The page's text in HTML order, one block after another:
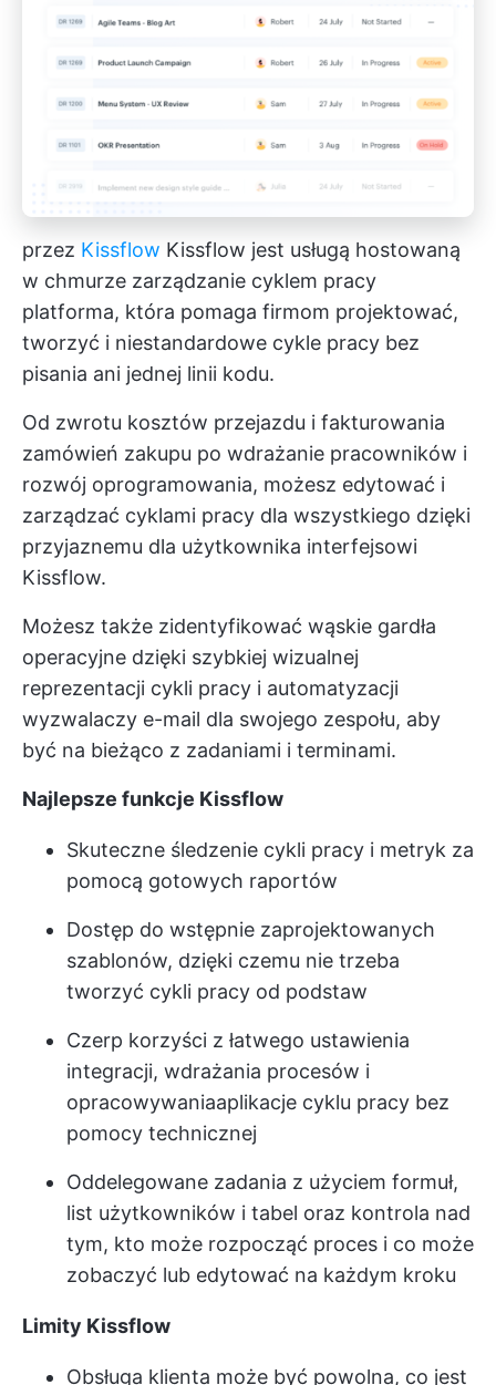
przez Kissflow Kissflow jest usługą hostowaną
w chmurze zarządzanie cyklem pracy
platforma, która pomaga firmom projektować,
tworzyć i niestandardowe cykle pracy bez
pisania ani jednej linii kodu.
Od zwrotu kosztów przejazdu i fakturowania
zamówień zakupu po wdrażanie pracowników i
rozwój oprogramowania, możesz edytować i
zarządzać cyklami pracy dla wszystkiego dzięki
przyjaznemu dla użytkownika interfejsowi
Kissflow.
Możesz także zidentyfikować wąskie gardła
operacyjne dzięki szybkiej wizualnej
reprezentacji cykli pracy i automatyzacji
wyzwalaczy e-mail dla swojego zespołu, aby
być na bieżąco z zadaniami i terminami.
Najlepsze funkcje Kissflow
Skuteczne śledzenie cykli pracy i metryk za
pomocą gotowych raportów
Dostęp do wstępnie zaprojektowanych
szablonów, dzięki czemu nie trzeba
tworzyć cykli pracy od podstaw
Czerp korzyści z łatwego ustawienia
integracji, wdrażania procesów i
opracowywaniaaplikacje cyklu pracy bez
pomocy technicznej
Oddelegowane zadania z użyciem formuł,
list użytkowników i tabel oraz kontrola nad
tym, kto może rozpocząć proces i co może
zobaczyć lub edytować na każdym kroku
Limity Kissflow
Obsługa klienta może być powolna, co jest